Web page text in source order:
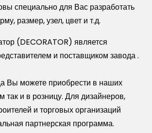
специально для Вас разработать
размер, узел, цвет и т.д.
(DECORATOR) является
и поставщиком завода .
Вы можете приобрести в наших
так и в розницу. Для дизайнеров,
и торговых организаций
партнерская программа.